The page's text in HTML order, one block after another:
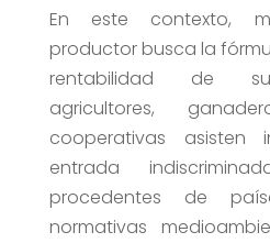
En este contexto,
productor busca la
rentabilidad de
agricultores,
cooperativas asisten
entrada
procedentes de
normativas